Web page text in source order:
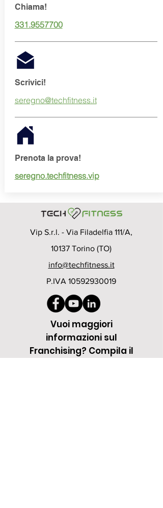
Chiama!
331.9557700
Scrivici!
seregno@techfitness.it
Prenota la prova!
seregno.techfitness.vip
Vip S.r.l. - Via Filadelfia 111/A,
10137 Torino (TO)
info@techfitness.it
P.IVA 10592930019
Vuoi maggiori
informazioni sul
Franchising? Compila il